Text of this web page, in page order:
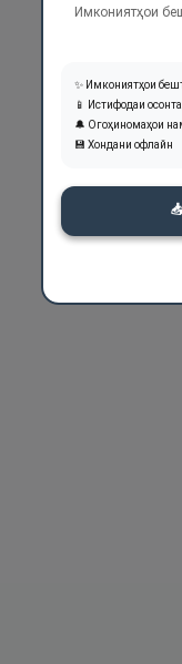
Имкониятҳои
✨ Имкониятҳои
📱 Истифодаи
🔔 Огоҳиномаҳои
💾 Хондани офлайн